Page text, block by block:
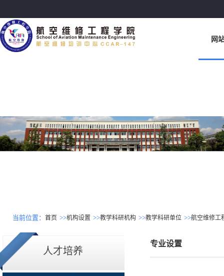
网
当前位置： 首页 >>机构设置 >>教学科研机构 >>教学科研单位 >>航空维修工
人才培养
专业设置